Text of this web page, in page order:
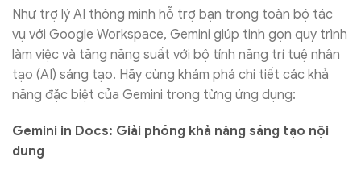
Như trợ lý AI thông minh hỗ trợ bạn trong toàn bộ tác
vụ với Google Workspace, Gemini giúp tinh gọn quy trình
làm việc và tăng năng suất với bộ tính năng trí tuệ nhân
tạo (AI) sáng tạo. Hãy cùng khám phá chi tiết các khả
năng đặc biệt của Gemini trong từng ứng dụng:
Gemini in Docs: Giải phóng khả năng sáng tạo nội
dung